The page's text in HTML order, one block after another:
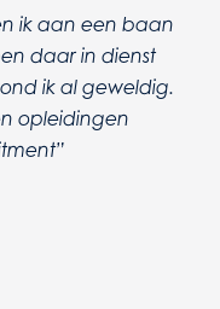
ik aan een baan
daar in dienst
ik al geweldig.
opleidingen